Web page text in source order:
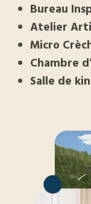
Bureau
Atelier
Micro
Chambre
Salle de